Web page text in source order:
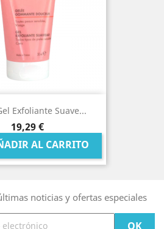
Exfoliante Suave...
Precio
19,29 €
AL CARRITO
noticias y ofertas especiales